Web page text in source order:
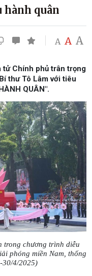
hành quân
A A A
Chính phủ trân trọng
thư Tô Lâm với tiêu
QUÂN".
trong chương trình diễu
phóng miền Nam, thống
30/4/2025)